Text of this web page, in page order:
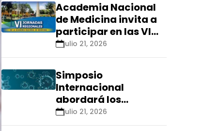
Academia Nacional
de Medicina invita a
participar en las VI
Jornadas Regionales
que se realizarán en
Ica
julio 21, 2026
Simposio
Internacional
abordará los
aspectos éticos de
las tecnologías
julio 21, 2026